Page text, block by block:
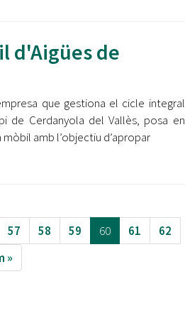
d'Aigües de
que gestiona el cicle integral
de Cerdanyola del Vallès, posa en
mòbil amb l’objectiu d’apropar
57 58 59 60 61
62
»